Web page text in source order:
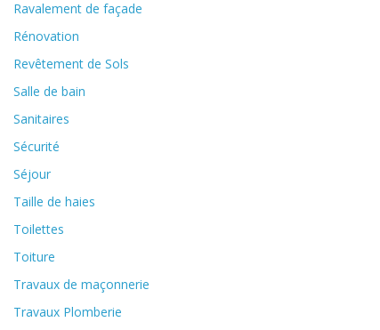
Ravalement de façade
Rénovation
Revêtement de Sols
Salle de bain
Sanitaires
Sécurité
Séjour
Taille de haies
Toilettes
Toiture
Travaux de maçonnerie
Travaux Plomberie